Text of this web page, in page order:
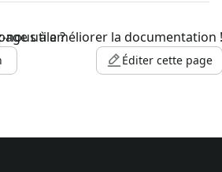
utile ?
nous à améliorer la documentation !
Éditer cette page